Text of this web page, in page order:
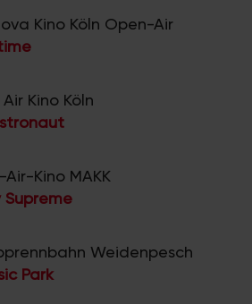
Kino Köln Open-Air
Kino Köln
Kino MAKK
Supreme
Weidenpesch
Park